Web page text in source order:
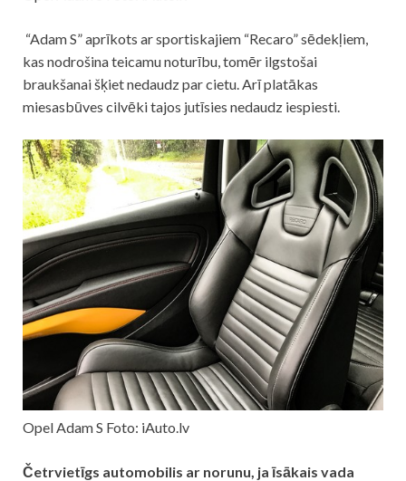
“Adam S” aprīkots ar sportiskajiem “Recaro” sēdekļiem,
kas nodrošina teicamu noturību, tomēr ilgstošai
braukšanai šķiet nedaudz par cietu. Arī platākas
miesasbūves cilvēki tajos jutīsies nedaudz iespiesti.
Opel Adam S Foto: iAuto.lv
Četrvietīgs automobilis ar norunu, ja īsākais vada